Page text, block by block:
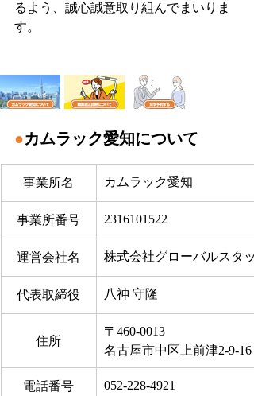
るよう、誠心誠意取り組んでまいりま
す。
●カムラック愛知について
事業所名 カムラック愛知
事業所番号 2316101522
運営会社名 株式会社グローバルスタ
代表取締役 八神 守隆
住所
〒460-0013
名古屋市中区上前津2-9-16
電話番号 052-228-4921